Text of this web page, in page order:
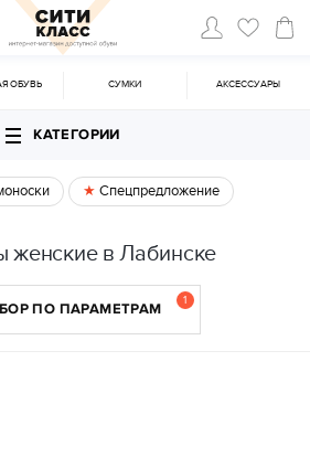
ОБУВЬ CУМКИ АКСЕССУАРЫ
КАТЕГОРИИ
Спецпредложение
женские в Лабинске
ПО ПАРАМЕТРАМ 1